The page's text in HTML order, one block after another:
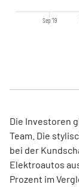
Sep '19
Die Investoren
Team. Die
bei der
Elektroautos
Prozent im